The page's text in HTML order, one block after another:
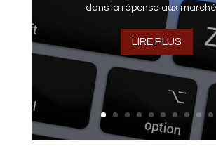
dans la réponse aux
LIRE PLUS